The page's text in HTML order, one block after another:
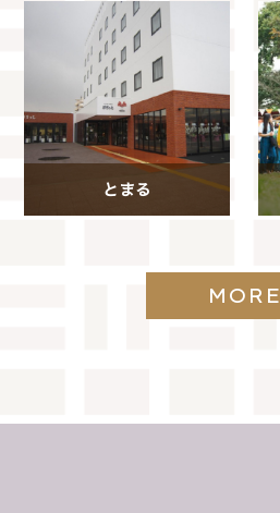
とまる
MORE